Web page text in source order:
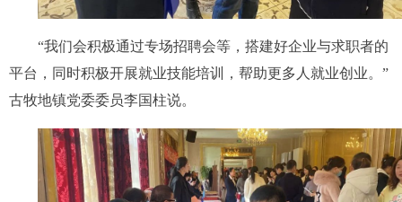
“我们会积极通过专场招聘会等，搭建好企业与求职者的
平台，同时积极开展就业技能培训，帮助更多人就业创业。”
古牧地镇党委委员李国柱说。